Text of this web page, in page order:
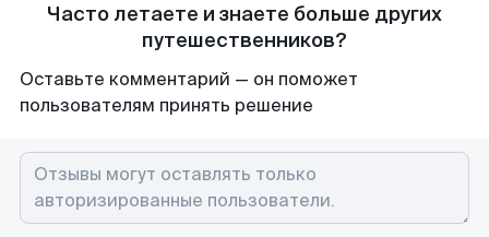
Часто летаете и знаете больше других
путешественников?
Оставьте комментарий — он поможет
пользователям принять решение